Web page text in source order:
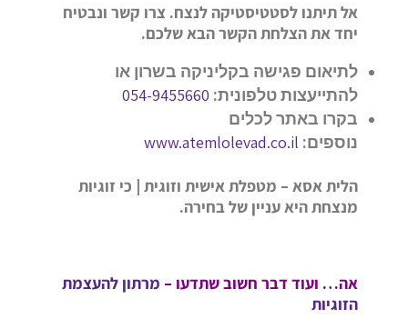
אל תיתנו לסטטיסטיקה לנצח. צרו קשר ונבטיח
יחד את הצלחת הקשר הבא שלכם.
לתיאום פגישה בקליניקה בשרון או
להתייעצות טלפונית: 054-9455660
בקרו באתר לכלים
נוספים: www.atemlolevad.co.il
הלית אסא – מטפלת אישית וזוגית | כי זוגיות
מנצחת היא עניין של בחירה.
אה… ועוד דבר חשוב שתדעו – מרתון להעצמת
הזוגיות